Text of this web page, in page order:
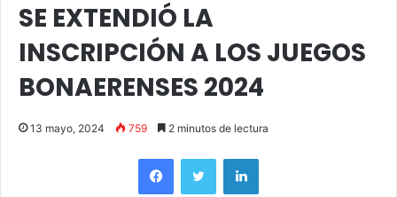
SE EXTENDIÓ LA
INSCRIPCIÓN A LOS JUEGOS
BONAERENSES 2024
13 mayo, 2024 759 2 minutos de lectura